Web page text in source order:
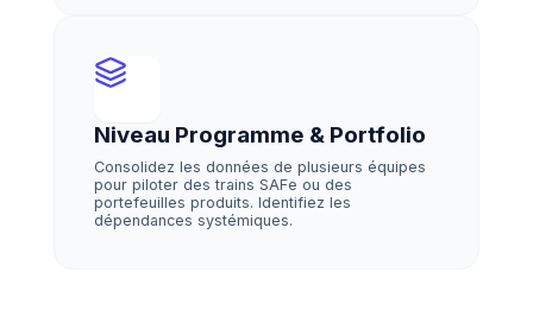
Niveau Programme & Portfolio
Consolidez les données de plusieurs équipes
pour piloter des trains SAFe ou des
portefeuilles produits. Identifiez les
dépendances systémiques.